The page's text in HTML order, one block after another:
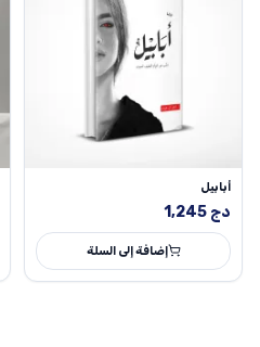
أبابيل
1,245 دج
إضافة إلى السلة